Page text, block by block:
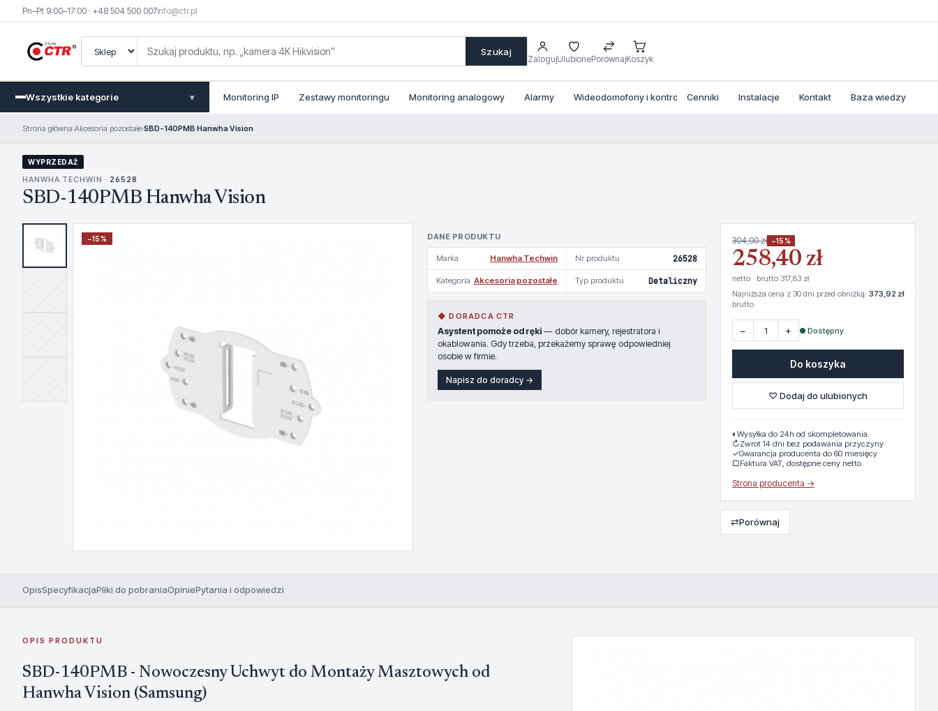
Pn–Pt 9:00–17:00 · +48 504 500 007info@ctr.pl
Szukaj
ZalogujUlubionePorównajKoszyk
Wszystkie kategorie ▾ Monitoring IP Zestawy monitoringu Monitoring analogowy Alarmy Wideodomofony i kontrola dostepu
Cenniki Instalacje Kontakt Baza wiedzy
Strona główna›Akcesoria pozostałe›SBD-140PMB Hanwha Vision
WYPRZEDAŻ
HANWHA TECHWIN · 26528
SBD-140PMB Hanwha Vision
−15% DANE PRODUKTU
Marka Hanwha Techwin Nr produktu 26528
Kategoria Akcesoria pozostałe Typ produktu Detaliczny
◆ DORADCA CTR
Asystent pomoże od ręki — dobór kamery, rejestratora i
okablowania. Gdy trzeba, przekażemy sprawę odpowiedniej
osobie w firmie.
Napisz do doradcy →
304,00 zł −15%
258,40 zł
netto · brutto 317,83 zł
Najniższa cena z 30 dni przed obniżką: 373,92 zł
brutto
− + ● Dostępny
Do koszyka
♡ Dodaj do ulubionych
◐ Wysyłka do 24h od skompletowania.
↻Zwrot 14 dni bez podawania przyczyny
✓Gwarancja producenta do 60 miesięcy
▢Faktura VAT, dostępne ceny netto
Strona producenta →
⇄Porównaj
OpisSpecyfikacjaPliki do pobraniaOpiniePytania i odpowiedzi
OPIS PRODUKTU
SBD-140PMB - Nowoczesny Uchwyt do Montaży Masztowych od
Hanwha Vision (Samsung)